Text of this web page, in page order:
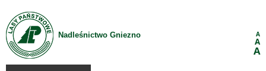
Przejdź do treści
Nadleśnictwo Gniezno A
A
A